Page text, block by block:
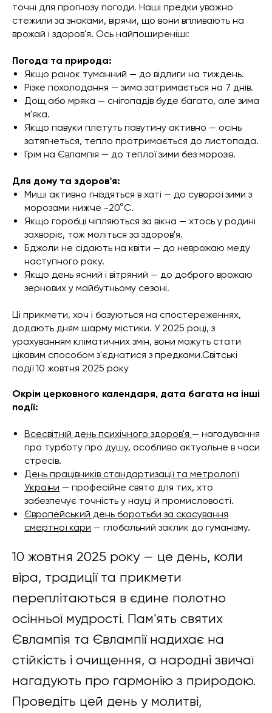
точні для прогнозу погоди. Наші предки уважно
стежили за знаками, вірячи, що вони впливають на
врожай і здоров'я. Ось найпоширеніші:
Погода та природа:
Якщо ранок туманний — до відлиги на тиждень.
Різке похолодання — зима затримається на 7 днів.
Дощ або мряка — снігопадів буде багато, але зима
м'яка.
Якщо павуки плетуть павутину активно — осінь
затягнеться, тепло протримається до листопада.
Грім на Євлампія — до теплої зими без морозів.
Для дому та здоров'я:
Миші активно гніздяться в хаті — до суворої зими з
морозами нижче -20°C.
Якщо горобці чіпляються за вікна — хтось у родині
захворіє, тож моліться за здоров'я.
Бджоли не сідають на квіти — до неврожаю меду
наступного року.
Якщо день ясний і вітряний — до доброго врожаю
зернових у майбутньому сезоні.
Ці прикмети, хоч і базуються на спостереженнях,
додають дням шарму містики. У 2025 році, з
урахуванням кліматичних змін, вони можуть стати
цікавим способом з'єднатися з предками.Світські
події 10 жовтня 2025 року
Окрім церковного календаря, дата багата на інші
події:
Всесвітній день психічного здоров'я — нагадування
про турботу про душу, особливо актуальне в часи
стресів.
День працівників стандартизації та метрології
України — професійне свято для тих, хто
забезпечує точність у науці й промисловості.
Європейський день боротьби за скасування
смертної кари — глобальний заклик до гуманізму.
10 жовтня 2025 року — це день, коли
віра, традиції та прикмети
переплітаються в єдине полотно
осінньої мудрості. Пам'ять святих
Євлампія та Євлампії надихає на
стійкість і очищення, а народні звичаї
нагадують про гармонію з природою.
Проведіть цей день у молитві,